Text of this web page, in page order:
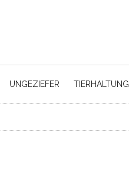
UNGEZIEFER TIERHALTUNG